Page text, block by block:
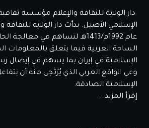
دار الولاية للثقافة والإعلام مؤسسة
الإسلامي الأصيل. بدأت دار الولاية
عام 1992م/1413هـ لتساهم في
الساحة العربية فيما يتعلق بالمعلومات
الإسلامية في إيران بما يسهم في إيصال
وعي الواقع العربي الذي يُرْتَجى منه أن
الإسلامية الصادقة.
إقرأ المزيد...